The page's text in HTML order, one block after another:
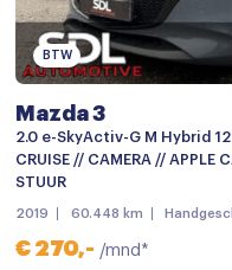
Centrale
Chroom delen
Dimlichten
Elektronische
Getint glas
LED achterlichten
BTW
Mazda 3
2.0 e-SkyActiv-G M Hybrid
CRUISE // CAMERA // APPLE
STUUR
2019 60.448 km
€ 270,- /mnd*